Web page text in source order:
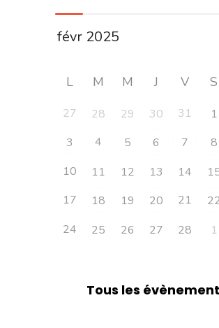
L M M J V S
27 28 29 30 31 1
3
4 5 6 7 8
10
11 12 13 14
17
18 19 20 21
24
25 26 27 28 1
Tous les